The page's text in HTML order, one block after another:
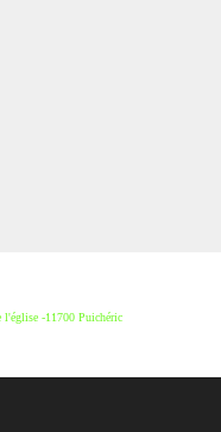
l'église -11700 Puichéric